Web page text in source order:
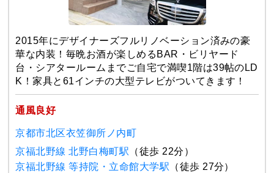
2015年にデザイナーズフルリノベーション済みの豪
華な内装！毎晩お酒が楽しめるBAR・ビリヤード
台・シアタールームまでご自宅で満喫1階は39帖のLD
K！家具と61インチの大型テレビがついてきます！
通風良好
京都市北区衣笠御所ノ内町
京福北野線 北野白梅町駅 （徒歩 22分）
京福北野線 等持院・立命館大学駅 （徒歩 27分）